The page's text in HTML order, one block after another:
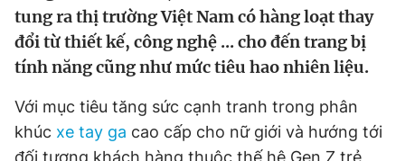
Sản phẩm khác
Thông tin tòa soạn Liên hệ quảng cáo
tung ra thị trường Việt Nam có hàng loạt thay
đổi từ thiết kế, công nghệ ... cho đến trang bị
tính năng cũng như mức tiêu hao nhiên liệu.
Với mục tiêu tăng sức cạnh tranh trong phân
khúc xe tay ga cao cấp cho nữ giới và hướng tới
đối tượng khách hàng thuộc thế hệ Gen Z trẻ